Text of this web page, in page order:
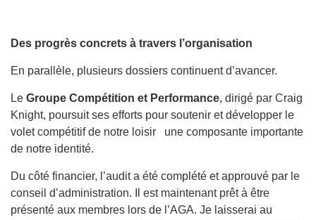
Des progrès concrets à travers l’organisation
En parallèle, plusieurs dossiers continuent d’avancer.
Le Groupe Compétition et Performance, dirigé par Craig
Knight, poursuit ses efforts pour soutenir et développer le
volet compétitif de notre loisir une composante importante
de notre identité.
Du côté financier, l’audit a été complété et approuvé par le
conseil d’administration. Il est maintenant prêt à être
présenté aux membres lors de l’AGA. Je laisserai au